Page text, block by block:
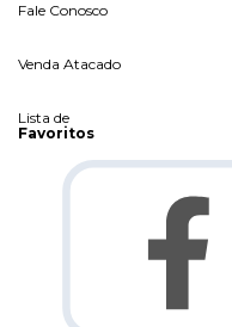
Fale Conosco
Venda Atacado
Lista de
Favoritos